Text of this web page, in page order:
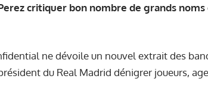
critiquer bon nombre de grands noms
ne dévoile un nouvel extrait des
du Real Madrid dénigrer joueurs,